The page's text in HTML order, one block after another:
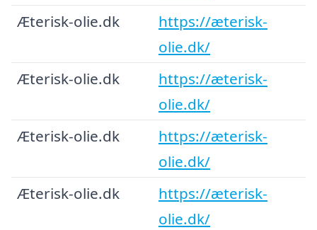
Æterisk-olie.dk
https://æterisk-
olie.dk/
Æterisk-olie.dk
https://æterisk-
olie.dk/
Æterisk-olie.dk
https://æterisk-
olie.dk/
Æterisk-olie.dk
https://æterisk-
olie.dk/